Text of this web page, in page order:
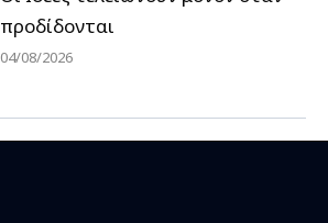
προδίδονται
04/08/2026